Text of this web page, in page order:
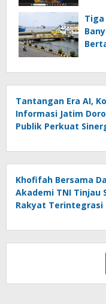
Tantangan Era AI,
Informasi Jatim
Publik Perkuat
Khofifah Bersama
Akademi TNI Tinjau
Rakyat Terintegrasi